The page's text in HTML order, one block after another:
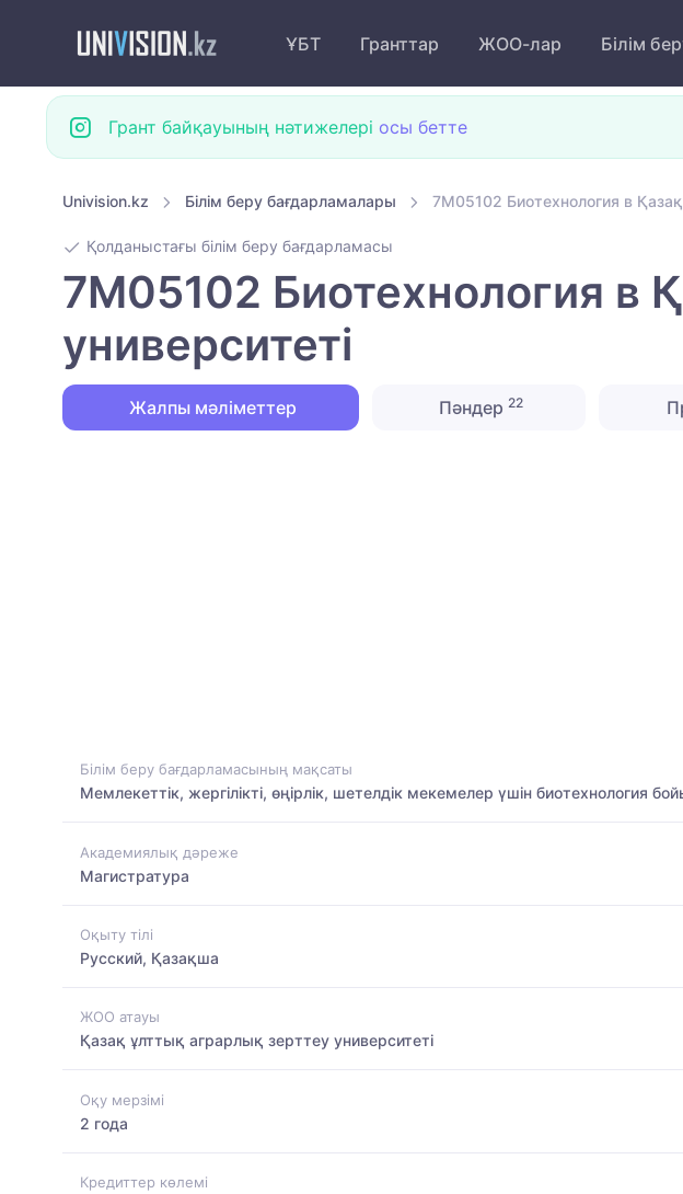
ҰБТ Гранттар ЖОО-лар Білім
Грант байқауының нәтижелері осы бетте
Univision.kz Білім беру бағдарламалары 7M05102 Биотехнология в
Қолданыстағы білім беру бағдарламасы
7M05102 Биотехнология в
университеті
Жалпы мәліметтер Пәндер22
Білім беру бағдарламасының мақсаты
Мемлекеттік, жергілікті, өңірлік, шетелдік мекемелер үшін биотехнология
Академиялық дәреже
Магистратура
Оқыту тілі
Русский, Қазақша
ЖОО атауы
Қазақ ұлттық аграрлық зерттеу университеті
Оқу мерзімі
2 года
Кредиттер көлемі